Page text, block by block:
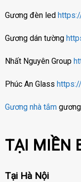
Gương đèn led
Gương dán tường
Nhất Nguyên Group
Phúc An Glass
Gương nhà tắmgương
TẠI MIỀN
Tại Hà Nội